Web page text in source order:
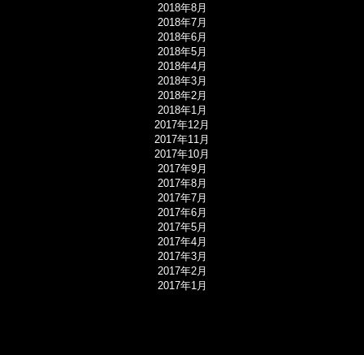
2018年8月
2018年7月
2018年6月
2018年5月
2018年4月
2018年3月
2018年2月
2018年1月
2017年12月
2017年11月
2017年10月
2017年9月
2017年8月
2017年7月
2017年6月
2017年5月
2017年4月
2017年3月
2017年2月
2017年1月